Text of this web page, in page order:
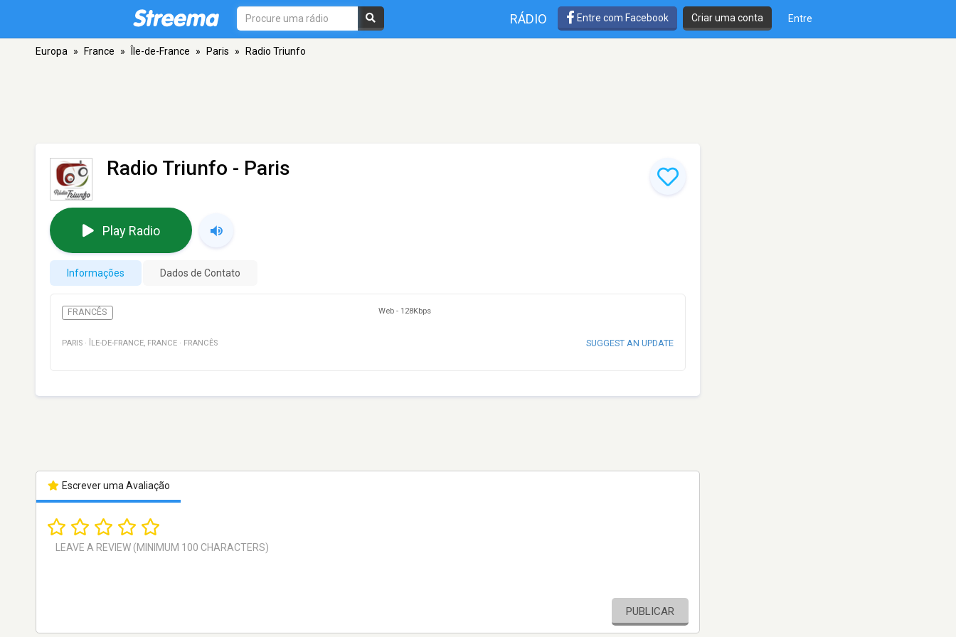
RÁDIO Entre com Facebook Criar uma conta Entre
Europa » France » Île-de-France » Paris » Radio Triunfo
Radio Triunfo - Paris
Play Radio
Informações Dados de Contato
FRANCÊS Web - 128Kbps
PARIS · ÎLE-DE-FRANCE, FRANCE · FRANCÊS SUGGEST AN UPDATE
Escrever uma Avaliação
PUBLICAR